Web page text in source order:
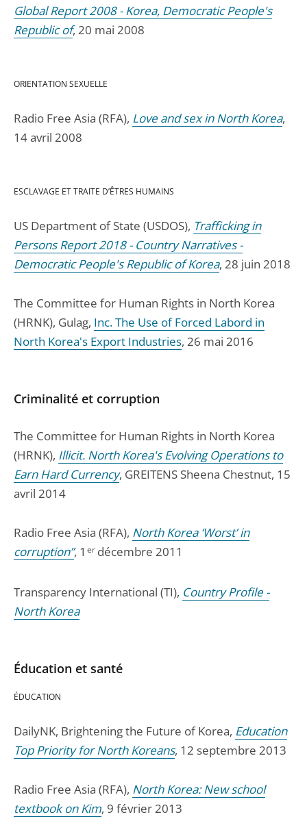
Global Report 2008 - Korea, Democratic People's
Republic of, 20 mai 2008
ORIENTATION SEXUELLE
Radio Free Asia (RFA), Love and sex in North Korea,
14 avril 2008
ESCLAVAGE ET TRAITE D’ÊTRES HUMAINS
US Department of State (USDOS), Trafficking in
Persons Report 2018 - Country Narratives -
Democratic People's Republic of Korea, 28 juin 2018
The Committee for Human Rights in North Korea
(HRNK), Gulag, Inc. The Use of Forced Labord in
North Korea's Export Industries, 26 mai 2016
Criminalité et corruption
The Committee for Human Rights in North Korea
(HRNK), Illicit. North Korea's Evolving Operations to
Earn Hard Currency, GREITENS Sheena Chestnut, 15
avril 2014
Radio Free Asia (RFA), North Korea ‘Worst’ in
corruption”, 1 erdécembre 2011
Transparency International (TI), Country Profile -
North Korea
Éducation et santé
ÉDUCATION
DailyNK, Brightening the Future of Korea, Education
Top Priority for North Koreans, 12 septembre 2013
Radio Free Asia (RFA), North Korea: New school
textbook on Kim, 9 février 2013